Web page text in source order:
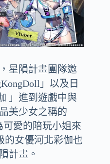
星隕計畫團隊邀
」以及日
」進到遊戲中與
美少女之稱的
可愛的陪玩小姐來
的女優河北彩伽也
計畫。